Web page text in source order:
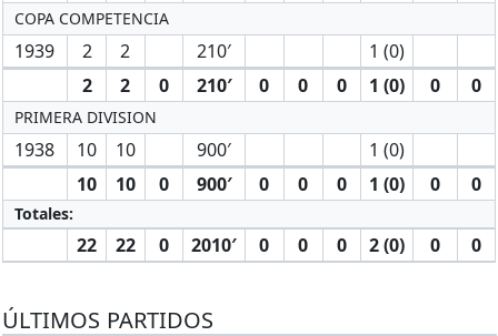
COPA COMPETENCIA
1939 2 2 210′
1 (0)
2
2 0 210′ 0 0 0 1 (0) 0 0
PRIMERA DIVISION
1938 10 10 900′
1 (0)
10
10 0 900′ 0 0 0 1 (0) 0 0
Totales:
22 22 0 2010′ 0 0 0 2 (0) 0 0
ÚLTIMOS PARTIDOS